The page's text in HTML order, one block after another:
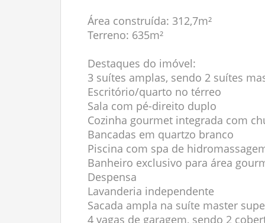
Área construída: 312,7m²
Terreno: 635m²
Destaques do imóvel:
3 suítes amplas, sendo 2 suítes
Escritório/quarto no térreo
Sala com pé-direito duplo
Cozinha gourmet integrada com
Bancadas em quartzo branco
Piscina com spa de
Banheiro exclusivo para área
Despensa
Lavanderia independente
Sacada ampla na suíte master
4 vagas de garagem, sendo 2